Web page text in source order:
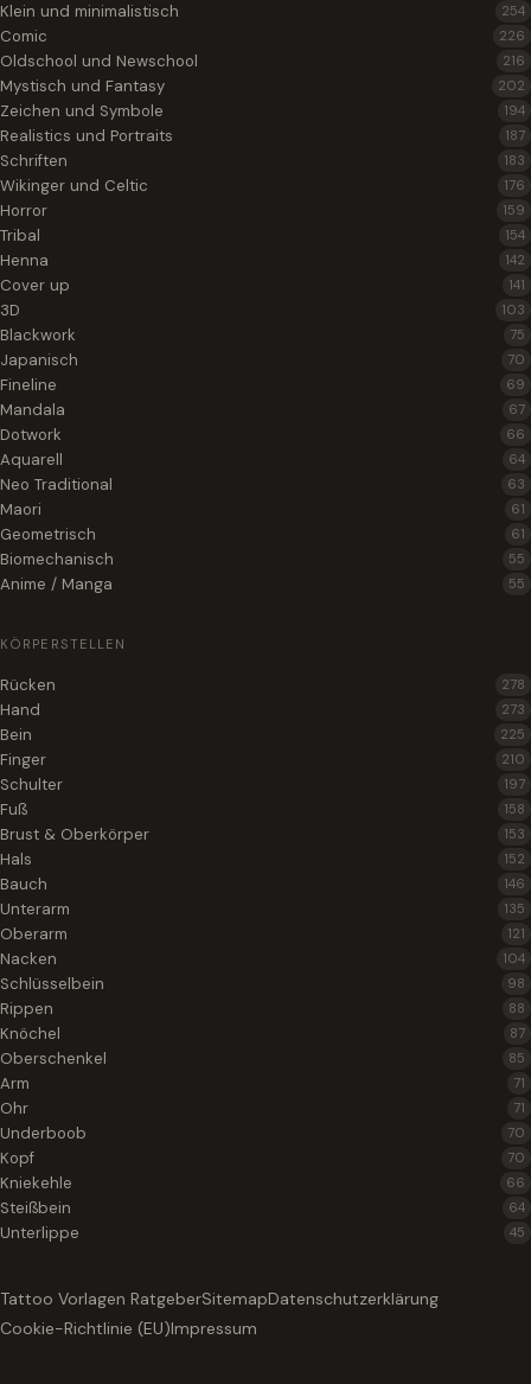
Klein und minimalistisch 254
Comic 226
Oldschool und Newschool 216
Mystisch und Fantasy 202
Zeichen und Symbole 194
Realistics und Portraits 187
Schriften 183
Wikinger und Celtic 176
Horror 159
Tribal 154
Henna 142
Cover up 141
3D 103
Blackwork 75
Japanisch 70
Fineline 69
Mandala 67
Dotwork 66
Aquarell 64
Neo Traditional 63
Maori 61
Geometrisch 61
Biomechanisch 55
Anime / Manga 55
KÖRPERSTELLEN
Rücken 278
Hand 273
Bein 225
Finger 210
Schulter 197
Fuß 158
Brust & Oberkörper 153
Hals 152
Bauch 146
Unterarm 135
Oberarm 121
Nacken 104
Schlüsselbein 98
Rippen 88
Knöchel 87
Oberschenkel 85
Arm 71
Ohr 71
Underboob 70
Kopf 70
Kniekehle 66
Steißbein 64
Unterlippe 45
Tattoo Vorlagen RatgeberSitemapDatenschutzerklärung
Cookie-Richtlinie (EU)Impressum